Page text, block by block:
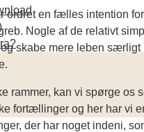
ordret en fælles intention
Nogle af de relativt
skabe mere leben
rammer, kan vi spørge os
fortællinger og her har vi
der har noget indeni,